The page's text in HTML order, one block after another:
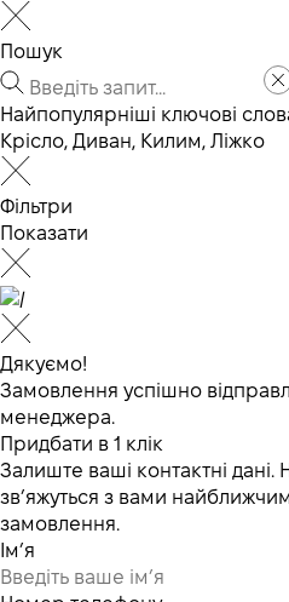
Пошук
Найпопулярніші ключові
Крісло, Диван, Килим, Ліжко
Фільтри
Показати
Дякуємо!
Замовлення успішно
менеджера.
Придбати в 1 клік
Залиште ваші контактні
зв’яжуться з вами
замовлення.
Ім’я